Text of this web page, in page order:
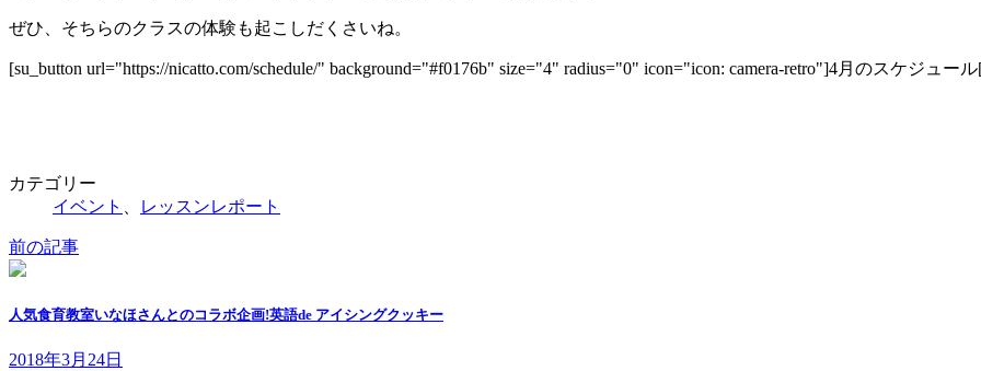
ぜひ、そちらのクラスの体験も起こしだくさいね。
[su_button url="https://nicatto.com/schedule/" background="#f0176b" size="4" radius="0" icon="icon: camera-retro"]4月のスケジュール
カテゴリー
イベント
レッスンレポート
前の記事
人気食育教室いなほさんとのコラボ企画!英語de アイシングクッキー
2018年3月24日